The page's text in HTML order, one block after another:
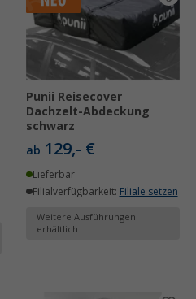
Punii Reisecover
Dachzelt-Abdeckung
schwarz
ab 129,- €
Lieferbar
Filialverfügbarkeit: Filiale setzen
Weitere Ausführungen
erhältlich